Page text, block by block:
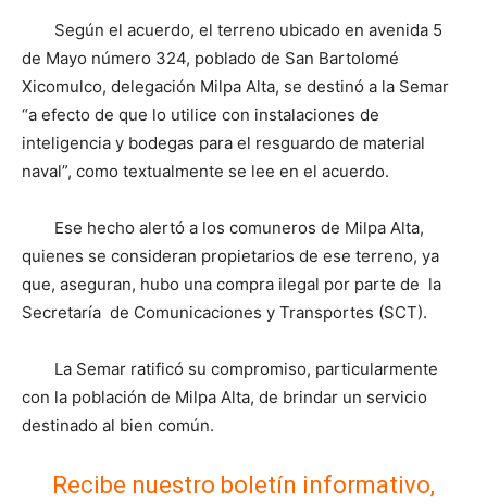
Según el acuerdo, el terreno ubicado en avenida 5
de Mayo número 324, poblado de San Bartolomé
Xicomulco, delegación Milpa Alta, se destinó a la Semar
“a efecto de que lo utilice con instalaciones de
inteligencia y bodegas para el resguardo de material
naval”, como textualmente se lee en el acuerdo.
Ese hecho alertó a los comuneros de Milpa Alta,
quienes se consideran propietarios de ese terreno, ya
que, aseguran, hubo una compra ilegal por parte de la
Secretaría de Comunicaciones y Transportes (SCT).
La Semar ratificó su compromiso, particularmente
con la población de Milpa Alta, de brindar un servicio
destinado al bien común.
Recibe nuestro boletín informativo,